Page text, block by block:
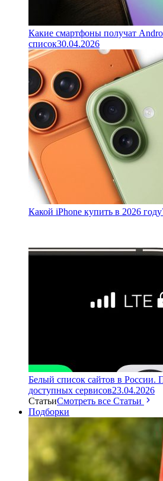
Какие смартфоны получат
список30.04.2026
Какой iPhone купить в 2026
Белый список сайтов в России.
доступных сервисов23.04.2026
СтатьиСмотреть все Статьи
Подборки